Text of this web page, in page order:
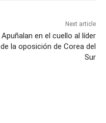
Next article
Apuñalan en el cuello al líder
de la oposición de Corea del
Sur